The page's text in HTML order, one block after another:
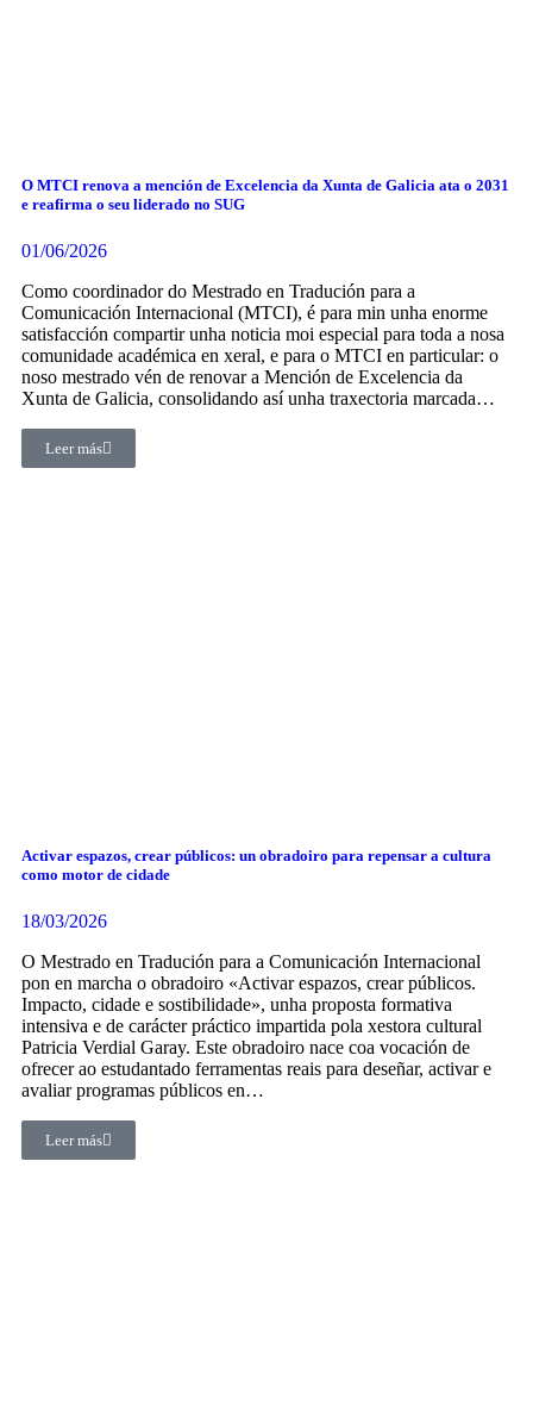
O MTCI renova a mención de Excelencia da Xunta de Galicia ata o 2031
e reafirma o seu liderado no SUG
01/06/2026
Como coordinador do Mestrado en Tradución para a
Comunicación Internacional (MTCI), é para min unha enorme
satisfacción compartir unha noticia moi especial para toda a nosa
comunidade académica en xeral, e para o MTCI en particular: o
noso mestrado vén de renovar a Mención de Excelencia da
Xunta de Galicia, consolidando así unha traxectoria marcada…
Leer más
Activar espazos, crear públicos: un obradoiro para repensar a cultura
como motor de cidade
18/03/2026
O Mestrado en Tradución para a Comunicación Internacional
pon en marcha o obradoiro «Activar espazos, crear públicos.
Impacto, cidade e sostibilidade», unha proposta formativa
intensiva e de carácter práctico impartida pola xestora cultural
Patricia Verdial Garay. Este obradoiro nace coa vocación de
ofrecer ao estudantado ferramentas reais para deseñar, activar e
avaliar programas públicos en…
Leer más